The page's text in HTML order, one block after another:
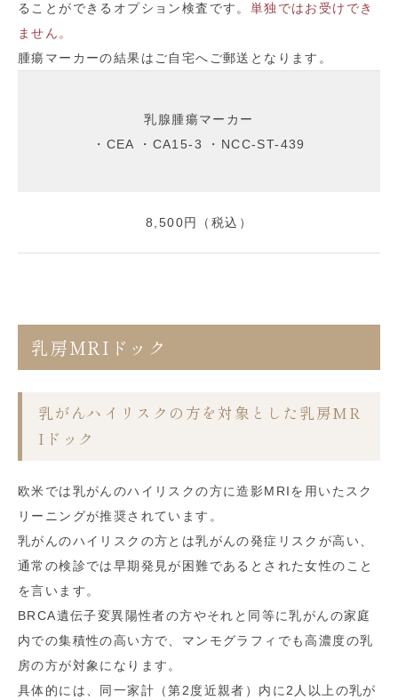
ることができるオプション検査です。 単独ではお受けでき
ません。
腫瘍マーカーの結果はご自宅へご郵送となります。
乳腺腫瘍マーカー
・CEA ・CA15-3 ・NCC-ST-439
8,500円（税込）
乳房MRIドック
乳がんハイリスクの方を対象とした乳房MR
Iドック
欧米では乳がんのハイリスクの方に造影MRIを用いたスク
リーニングが推奨されています。
乳がんのハイリスクの方とは乳がんの発症リスクが高い、
通常の検診では早期発見が困難であるとされた女性のこと
を言います。
BRCA遺伝子変異陽性者の方やそれと同等に乳がんの家庭
内での集積性の高い方で、マンモグラフィでも高濃度の乳
房の方が対象になります。
具体的には、同一家計（第2 度近親者）内に 2 人以上の乳が